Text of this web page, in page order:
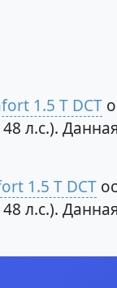
1.5 T DCT
л.с.).
1.5 T DCT
л.с.).